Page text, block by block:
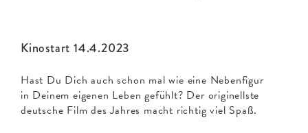
Kinostart 14.4.2023
Hast Du Dich auch schon mal wie eine Nebenfigur
in Deinem eigenen Leben gefühlt? Der originellste
deutsche Film des Jahres macht richtig viel Spaß.